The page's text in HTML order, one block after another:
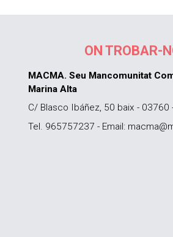
ON TROBAR-
MACMA. Seu Mancomunitat
Marina Alta
C/ Blasco Ibáñez, 50 baix - 03760
Tel. 965757237 - Email: